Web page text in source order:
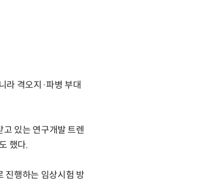
라 격오지·파병 부대
있는 연구개발 트렌
했다.
진행하는 임상시험 방